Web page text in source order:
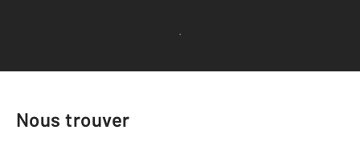
Voir tous les avis clients
Nous trouver